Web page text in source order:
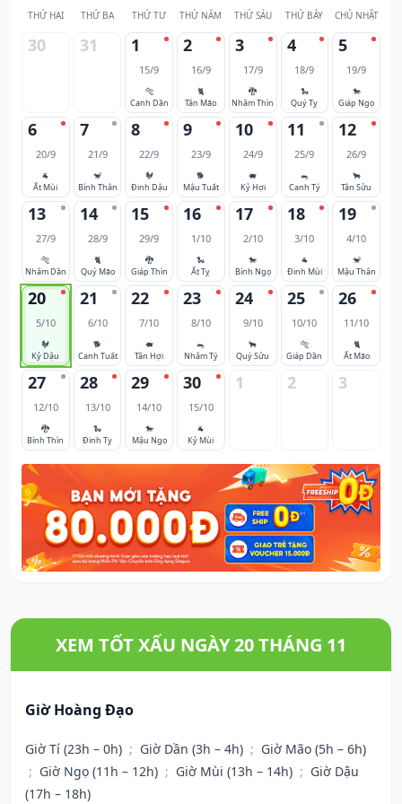
THỨ HAI THỨ BA THỨ TƯ THỨ NĂM THỨ SÁU THỨ BẢY CHỦ NHẬT
30 31 1
15/9
🐅
Canh Dần
2
16/9
🐈
Tân Mão
3
17/9
🐉
Nhâm Thìn
4
18/9
🐍
Quý Tỵ
5
19/9
🐎
Giáp Ngọ
6
20/9
🐐
Ất Mùi
7
21/9
🐒
Bính Thân
8
22/9
🐓
Đinh Dậu
9
23/9
🐕
Mậu Tuất
10
24/9
🐖
Kỷ Hợi
11
25/9
🐀
Canh Tý
12
26/9
🐂
Tân Sửu
13
27/9
🐅
Nhâm Dần
14
28/9
🐈
Quý Mão
15
29/9
🐉
Giáp Thìn
16
1/10
🐍
Ất Tỵ
17
2/10
🐎
Bính Ngọ
18
3/10
🐐
Đinh Mùi
19
4/10
🐒
Mậu Thân
20
5/10
🐓
Kỷ Dậu
21
6/10
🐕
Canh Tuất
22
7/10
🐖
Tân Hợi
23
8/10
🐀
Nhâm Tý
24
9/10
🐂
Quý Sửu
25
10/10
🐅
Giáp Dần
26
11/10
🐈
Ất Mão
27
12/10
🐉
Bính Thìn
28
13/10
🐍
Đinh Tỵ
29
14/10
🐎
Mậu Ngọ
30
15/10
🐐
Kỷ Mùi
1 2 3
XEM TỐT XẤU NGÀY 20 THÁNG 11
Giờ Hoàng Đạo
Giờ Tí (23h – 0h) ; Giờ Dần (3h – 4h) ; Giờ Mão (5h – 6h)
; Giờ Ngọ (11h – 12h) ; Giờ Mùi (13h – 14h) ; Giờ Dậu
(17h – 18h)